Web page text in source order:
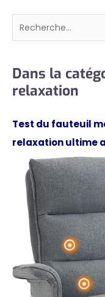
Rechercher
Dans la
relaxation
Test du fauteuil
relaxation ultime